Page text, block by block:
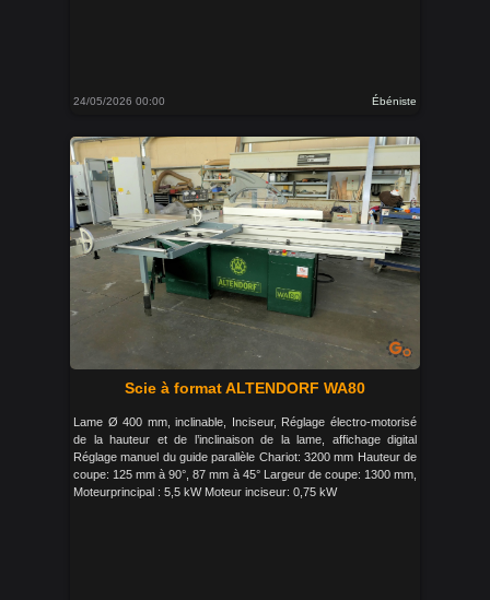
24/05/2026 00:00 Ébéniste
Scie à format ALTENDORF WA80
Lame Ø 400 mm, inclinable, Inciseur, Réglage électro-motorisé
de la hauteur et de l’inclinaison de la lame, affichage digital
Réglage manuel du guide parallèle Chariot: 3200 mm Hauteur de
coupe: 125 mm à 90°, 87 mm à 45° Largeur de coupe: 1300 mm,
Moteurprincipal : 5,5 kW Moteur inciseur: 0,75 kW